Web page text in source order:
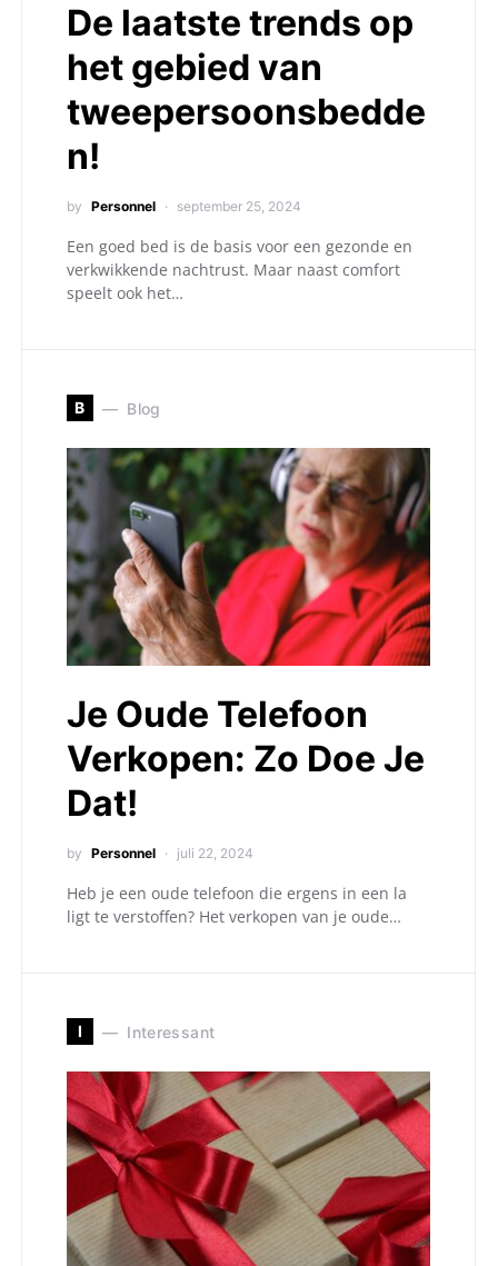
De laatste trends op
het gebied van
tweepersoonsbedde
n!
by Personnel september 25, 2024
Een goed bed is de basis voor een gezonde en
verkwikkende nachtrust. Maar naast comfort
speelt ook het…
B Blog
Je Oude Telefoon
Verkopen: Zo Doe Je
Dat!
by Personnel juli 22, 2024
Heb je een oude telefoon die ergens in een la
ligt te verstoffen? Het verkopen van je oude…
I Interessant